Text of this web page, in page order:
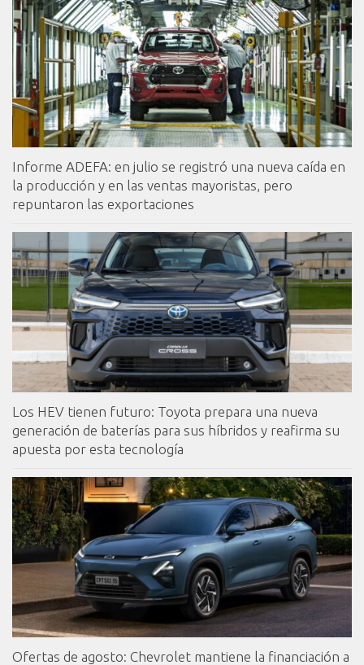
Informe ADEFA: en julio se registró una nueva caída en
la producción y en las ventas mayoristas, pero
repuntaron las exportaciones
Los HEV tienen futuro: Toyota prepara una nueva
generación de baterías para sus híbridos y reafirma su
apuesta por esta tecnología
Ofertas de agosto: Chevrolet mantiene la financiación a